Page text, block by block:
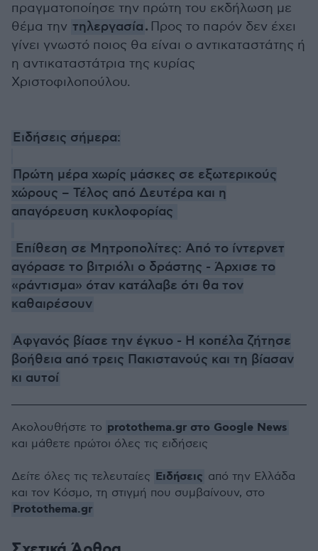
πραγματοποίησε την πρώτη του εκδήλωση με
θέμα την τηλεργασία. Προς το παρόν δεν έχει
γίνει γνωστό ποιος θα είναι ο αντικαταστάτης ή
η αντικαταστάτρια της κυρίας
Χριστοφιλοπούλου.
Ειδήσεις σήμερα:
Πρώτη μέρα χωρίς μάσκες σε εξωτερικούς
χώρους – Τέλος από Δευτέρα και η
απαγόρευση κυκλοφορίας
Επίθεση σε Μητροπολίτες: Από το ίντερνετ
αγόρασε το βιτριόλι ο δράστης - Άρχισε το
«ράντισμα» όταν κατάλαβε ότι θα τον
καθαιρέσουν
Αφγανός βίασε την έγκυο - Η κοπέλα ζήτησε
βοήθεια από τρεις Πακιστανούς και τη βίασαν
κι αυτοί
Ακολουθήστε το protothema.gr στο Google News
και μάθετε πρώτοι όλες τις ειδήσεις
Δείτε όλες τις τελευταίες Ειδήσεις από την Ελλάδα
και τον Κόσμο, τη στιγμή που συμβαίνουν, στο
Protothema.gr